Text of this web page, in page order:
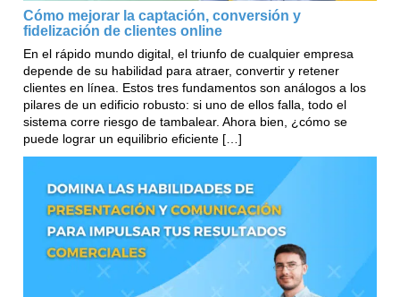
Cómo mejorar la captación, conversión y
fidelización de clientes online
En el rápido mundo digital, el triunfo de cualquier empresa
depende de su habilidad para atraer, convertir y retener
clientes en línea. Estos tres fundamentos son análogos a los
pilares de un edificio robusto: si uno de ellos falla, todo el
sistema corre riesgo de tambalear. Ahora bien, ¿cómo se
puede lograr un equilibrio eficiente […]